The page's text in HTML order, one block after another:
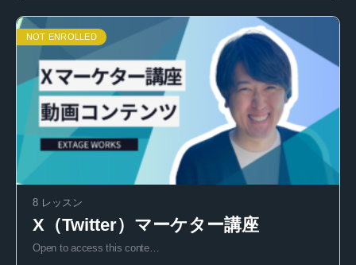
NOT ENROLLED
8 レッスン
X（Twitter）マーケター講座
Open to access this conte…